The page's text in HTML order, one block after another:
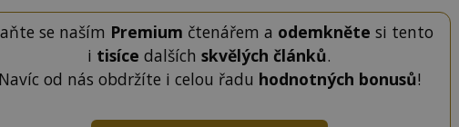
se naším Premium čtenářem a odemkněte si tento
i tisíce dalšíchskvělých článků.
Navíc od nás obdržíte i celou řadu hodnotných bonusů!